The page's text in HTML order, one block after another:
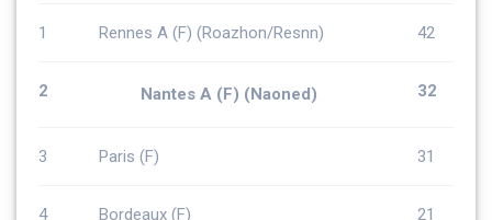
1 Rennes A (F) (Roazhon/Resnn) 42
2 Nantes A (F) (Naoned) 32
3 Paris (F) 31
4 Bordeaux (F) 21